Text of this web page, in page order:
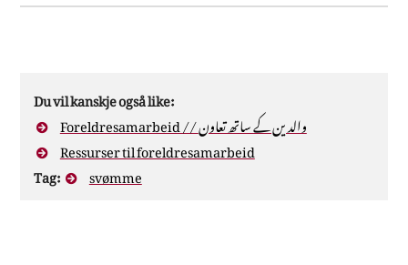
Du vil kanskje også like:
Foreldresamarbeid // والدین کے ساتھ تعاون
Ressurser til foreldresamarbeid
Tag: svømme